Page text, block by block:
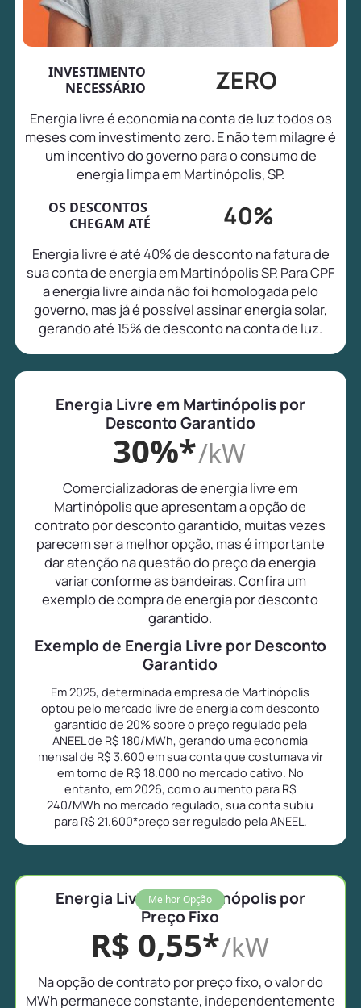
INVESTIMENTO
NECESSÁRIO
ZERO
Energia livre é economia na conta de luz todos os
meses com investimento zero. E não tem milagre é
um incentivo do governo para o consumo de
energia limpa em Martinópolis, SP.
OS DESCONTOS
CHEGAM ATÉ
40%
Energia livre é até 40% de desconto na fatura de
sua conta de energia em Martinópolis SP. Para CPF
a energia livre ainda não foi homologada pelo
governo, mas já é possível assinar energia solar,
gerando até 15% de desconto na conta de luz.
Energia Livre em Martinópolis por
Desconto Garantido
30%*/kW
Comercializadoras de energia livre em
Martinópolis que apresentam a opção de
contrato por desconto garantido, muitas vezes
parecem ser a melhor opção, mas é importante
dar atenção na questão do preço da energia
variar conforme as bandeiras. Confira um
exemplo de compra de energia por desconto
garantido.
Exemplo de Energia Livre por Desconto
Garantido
Em 2025, determinada empresa de Martinópolis
optou pelo mercado livre de energia com desconto
garantido de 20% sobre o preço regulado pela
ANEEL de R$ 180/MWh, gerando uma economia
mensal de R$ 3.600 em sua conta que costumava vir
em torno de R$ 18.000 no mercado cativo. No
entanto, em 2026, com o aumento para R$
240/MWh no mercado regulado, sua conta subiu
para R$ 21.600*preço ser regulado pela ANEEL.
Melhor Opção
Energia Livre em Martinópolis por
Preço Fixo
R$ 0,55*/kW
Na opção de contrato por preço fixo, o valor do
MWh permanece constante, independentemente